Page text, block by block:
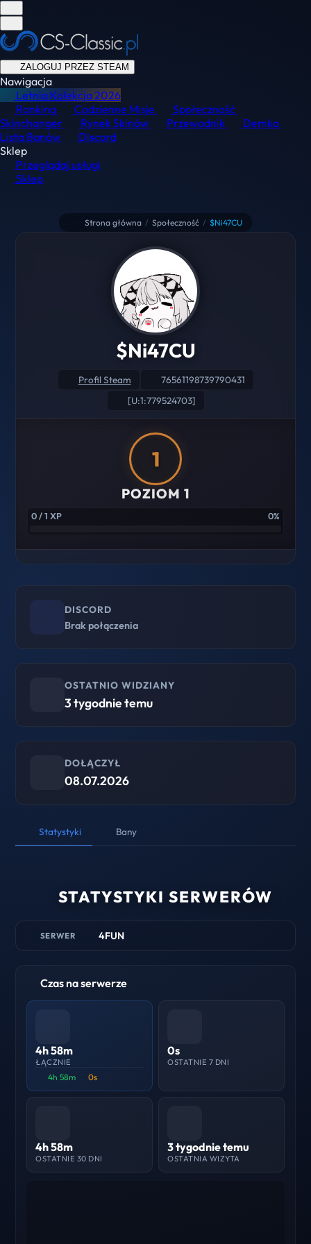
ZALOGUJ PRZEZ STEAM
Nawigacja
Letnia Kolekcja2026
Ranking
Codzienne Misje
Społeczność
Skinchanger
Rynek Skinów Przewodnik
Demka
Lista Banów
Discord
Sklep
Przeglądaj usługi
Sklep
Strona główna / Społeczność / $Ni47CU
$Ni47CU
Profil Steam
76561198739790431
[U:1:779524703]
1
POZIOM 1
0 / 1 XP 0%
DISCORD
Brak połączenia
OSTATNIO WIDZIANY
3 tygodnie temu
DOŁĄCZYŁ
08.07.2026
Statystyki Bany
STATYSTYKI SERWERÓW
SERWER 4FUN
Czas na serwerze
4h 58m
ŁĄCZNIE
4h 58m 0s
0s
OSTATNIE 7 DNI
4h 58m
OSTATNIE 30 DNI
3 tygodnie temu
OSTATNIA WIZYTA